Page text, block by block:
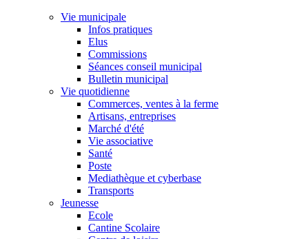
Vie municipale
Infos pratiques
Elus
Commissions
Séances conseil municipal
Bulletin municipal
Vie quotidienne
Commerces, ventes à la ferme
Artisans, entreprises
Marché d'été
Vie associative
Santé
Poste
Mediathèque et cyberbase
Transports
Jeunesse
Ecole
Cantine Scolaire